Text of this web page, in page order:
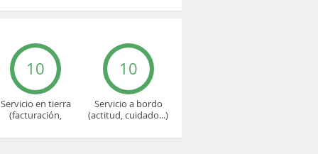
10
Servicio en tierra
(facturación,
10
Servicio a bordo
(actitud, cuidado...)